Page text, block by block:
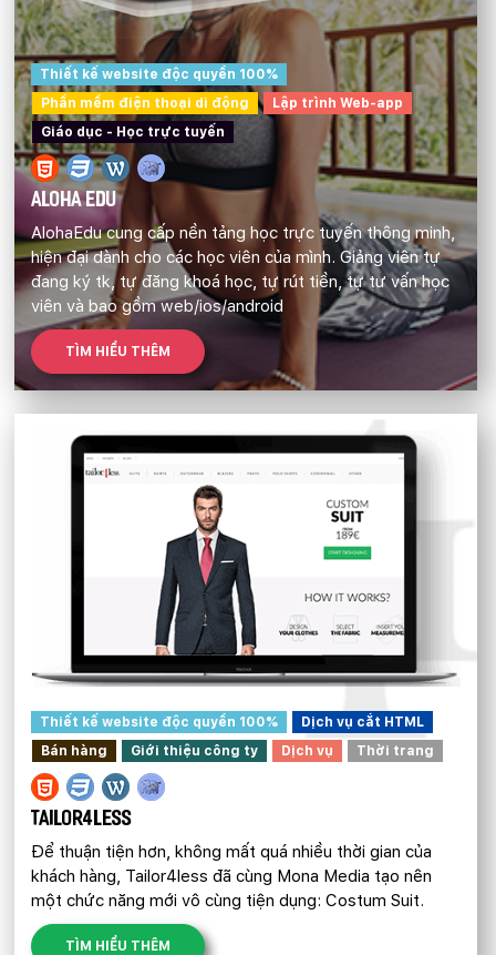
Thiết kế website độc quyền 100%
Phần mềm điện thoại di động
Lập trình Web-app
Giáo dục - Học trực tuyến
ALOHA EDU
AlohaEdu cung cấp nền tảng học trực tuyến thông minh,
hiện đại dành cho các học viên của mình. Giảng viên tự
đang ký tk, tự đăng khoá học, tự rút tiền, tự tư vấn học
viên và bao gồm web/ios/android
TÌM HIỂU THÊM
Thiết kế website độc quyền 100%
Dịch vụ cắt HTML
Bán hàng
Giới thiệu công ty Dịch vụ Thời trang
TAILOR4LESS
Để thuận tiện hơn, không mất quá nhiều thời gian của
khách hàng, Tailor4less đã cùng Mona Media tạo nên
một chức năng mới vô cùng tiện dụng: Costum Suit.
TÌM HIỂU THÊM